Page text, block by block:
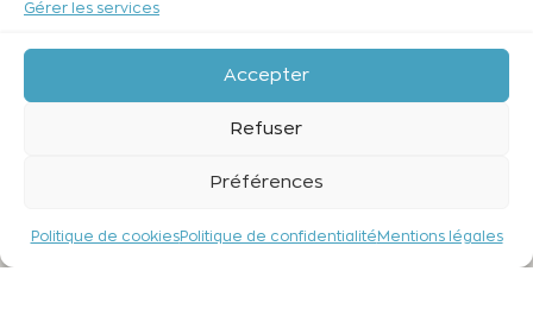
Gérer les services
Accepter
Refuser
Préférences
Politique de cookiesPolitique de confidentialitéMentions légales